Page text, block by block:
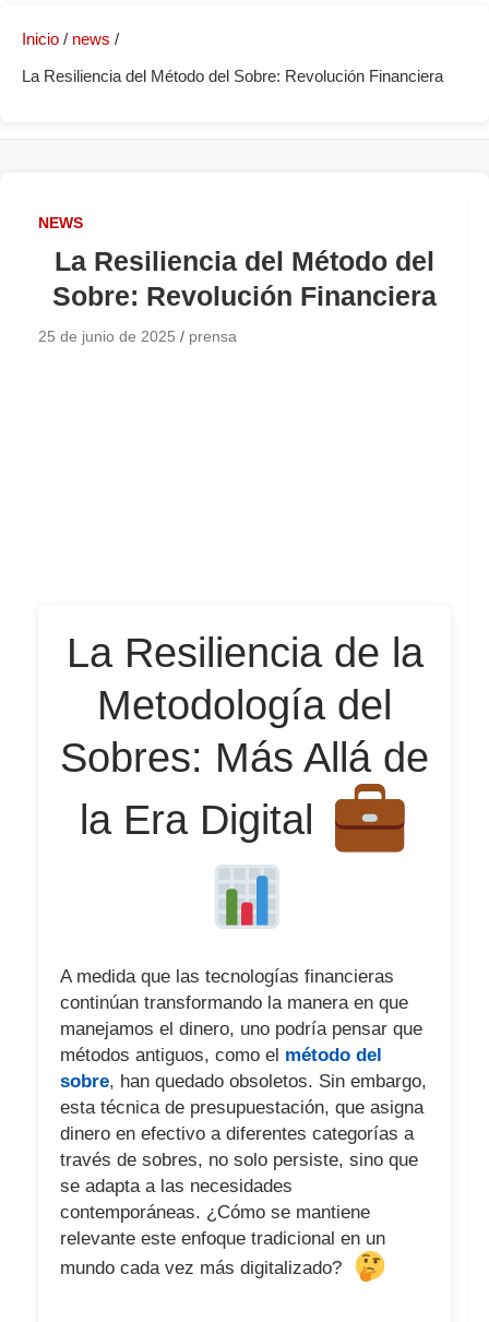
Inicio
news
La Resiliencia del Método del Sobre: Revolución Financiera
NEWS
La Resiliencia del Método del
Sobre: Revolución Financiera
25 de junio de 2025 prensa
La Resiliencia de la
Metodología del
Sobres: Más Allá de
la Era Digital
A medida que las tecnologías financieras
continúan transformando la manera en que
manejamos el dinero, uno podría pensar que
métodos antiguos, como el método del
sobre, han quedado obsoletos. Sin embargo,
esta técnica de presupuestación, que asigna
dinero en efectivo a diferentes categorías a
través de sobres, no solo persiste, sino que
se adapta a las necesidades
contemporáneas. ¿Cómo se mantiene
relevante este enfoque tradicional en un
mundo cada vez más digitalizado?